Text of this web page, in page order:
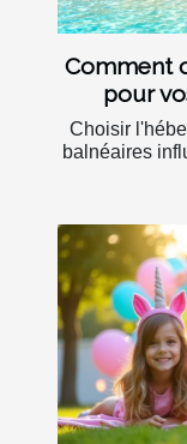
Comment
pour
Choisir
balnéaires